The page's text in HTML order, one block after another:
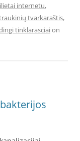
internetu,
tvarkaraštis,
tinklarasciaion